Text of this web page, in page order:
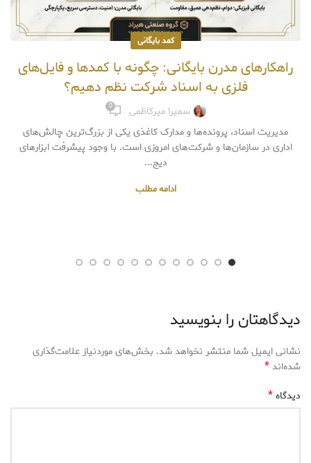
کمد بایگانی
راهکارهای مدرن بایگانی: چگونه با کمدها و فایل‌های
فلزی به اسناد شرکت نظم دهیم؟
سمیرا میرکاظمی 0
مدیریت اسناد، پرونده‌ها و مدارک کاغذی یکی از بزرگ‌ترین چالش‌های
اداری در سازمان‌ها و شرکت‌های امروزی است. با وجود پیشرفت ابزارهای
دیج...
ادامه مطلب
دیدگاهتان را بنویسید
نشانی ایمیل شما منتشر نخواهد شد. بخش‌های موردنیاز علامت‌گذاری
شده‌اند*
دیدگاه*